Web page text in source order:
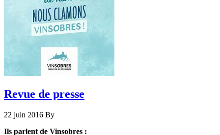
Revue de presse
22 juin 2016 By
Ils parlent de Vinsobres :